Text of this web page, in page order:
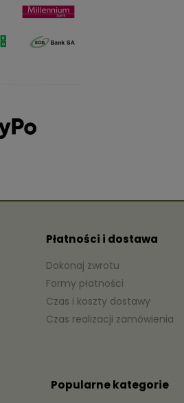
Płatności i dostawa
Dokonaj zwrotu
Formy płatności
Czas i koszty dostawy
Czas realizacji zamówienia
Popularne kategorie